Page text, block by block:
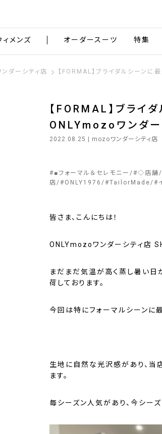
ブランド ONLY
ィメンズ オーダースーツ 特集
ダーシティ店 【FORMAL】ブライダルシーン
【FORMAL】ブライ
ONLYmozoワンダー
2022.08.25 | mozoワンダーシティ店
#■フォーマル＆セレモニー #◇店舗
店
#ONLY1976 #TailorMade #
皆さま、こんにちは！
ONLYmozoワンダーシティ店
まだまだ気温が高く蒸し暑い日
荷しております。
今回は特にフォーマルシーンに
生地に自然な光沢感があり、当
ます。
毎シーズン人気があり、今シー